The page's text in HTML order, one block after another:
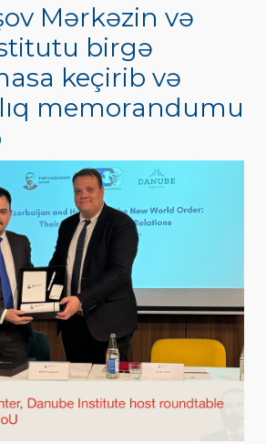
Mərkəzin və
birgə
keçirib və
memorandumu